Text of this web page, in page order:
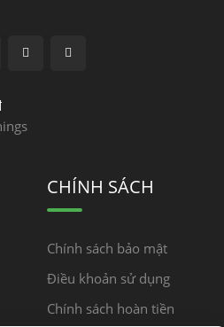
CHÍNH SÁCH
Chính sách bảo mật
Điều khoản sử dụng
Chính sách hoàn tiền